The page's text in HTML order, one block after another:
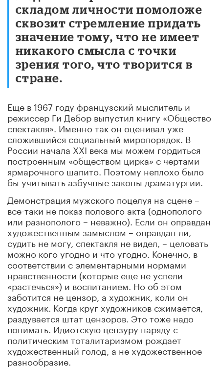
складом личности помоложе
сквозит стремление придать
значение тому, что не имеет
никакого смысла с точки
зрения того, что творится в
стране.
Еще в 1967 году французский мыслитель и
режиссер Ги Дебор выпустил книгу «Общество
спектакля». Именно так он оценивал уже
сложившийся социальный миропорядок. В
России начала XXI века мы можем гордиться
построенным «обществом цирка» с чертами
ярмарочного шапито. Поэтому неплохо было
бы учитывать азбучные законы драматургии.
Демонстрация мужского поцелуя на сцене –
все-таки не показ полового акта (однополого
или разнополого – неважно). Если он оправдан
художественным замыслом – оправдан ли,
судить не могу, спектакля не видел, – целовать
можно кого угодно и что угодно. Конечно, в
соответствии с элементарными нормами
нравственности (которые еще не успели
«растечься») и воспитанием. Но об этом
заботится не цензор, а художник, коли он
художник. Когда круг художников сжимается,
раздувается штат цензоров. Это тоже надо
понимать. Идиотскую цензуру наряду с
политическим тоталитаризмом рождает
художественный голод, а не художественное
разнообразие.